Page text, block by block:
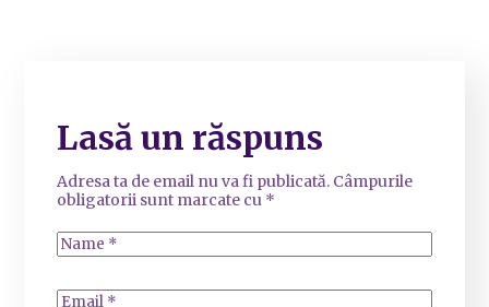
Lasă un răspuns
Adresa ta de email nu va fi publicată. Câmpurile
obligatorii sunt marcate cu *